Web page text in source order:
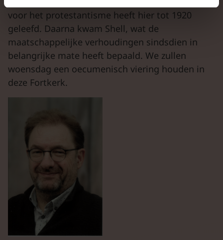
voor het protestantisme heeft hier tot 1920
geleefd. Daarna kwam Shell, wat de
maatschappelijke verhoudingen sindsdien in
belangrijke mate heeft bepaald. We zullen
woensdag een oecumenisch viering houden in
deze Fortkerk.